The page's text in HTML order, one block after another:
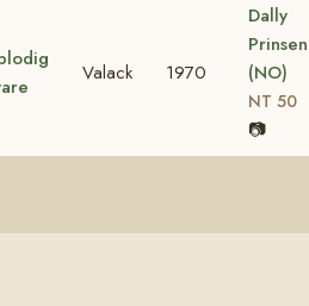
Valack 1970
Dally
Prinsen
(NO)
NT 50
📷